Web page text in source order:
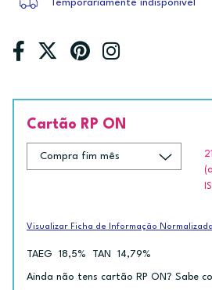
Temporariamente indisponível
Cartão RP ON
Visualizar Ficha de Informação Normalizada
TAEG 18,5% TAN 14,79%
Ainda não tens cartão RP ON? Sabe